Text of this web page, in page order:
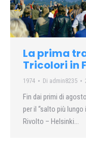
La prima
Tricolori in
1974 Di admin8235
Fin dai primi di
per il “salto più
Rivolto – Helsinki…